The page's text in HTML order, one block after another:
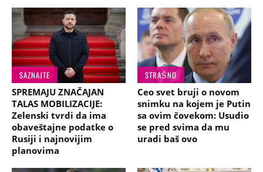
SAZNAJTE
SPREMAJU ZNAČAJAN
TALAS MOBILIZACIJE:
Zelenski tvrdi da ima
obaveštajne podatke o
Rusiji i najnovijim
planovima
STRAŠNO
Ceo svet bruji o novom
snimku na kojem je Putin
sa ovim čovekom: Usudio
se pred svima da mu
uradi baš ovo